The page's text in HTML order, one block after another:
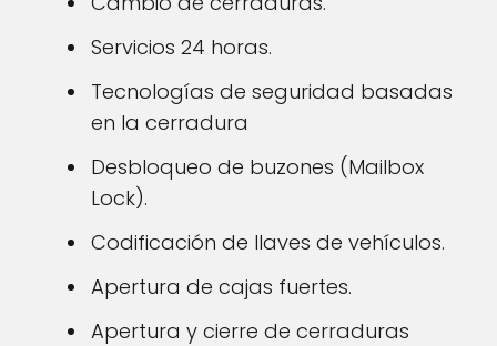
Servicios 24 horas.
Tecnologías de seguridad basadas
en la cerradura
Desbloqueo de buzones (Mailbox
Lock).
Codificación de llaves de vehículos.
Apertura de cajas fuertes.
Apertura y cierre de cerraduras